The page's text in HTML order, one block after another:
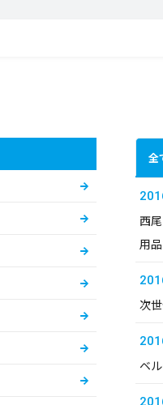
全
西
用
次
ベ